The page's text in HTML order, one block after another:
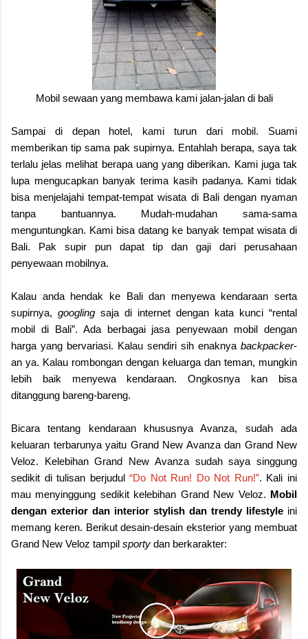
Mobil sewaan yang membawa kami jalan-jalan di bali
Sampai di depan hotel, kami turun dari mobil. Suami
memberikan tip sama pak supirnya. Entahlah berapa, saya tak
terlalu jelas melihat berapa uang yang diberikan. Kami juga tak
lupa mengucapkan banyak terima kasih padanya. Kami tidak
bisa menjelajahi tempat-tempat wisata di Bali dengan nyaman
tanpa bantuannya. Mudah-mudahan sama-sama
menguntungkan. Kami bisa datang ke banyak tempat wisata di
Bali. Pak supir pun dapat tip dan gaji dari perusahaan
penyewaan mobilnya.
Kalau anda hendak ke Bali dan menyewa kendaraan serta
supirnya, googling saja di internet dengan kata kunci “rental
mobil di Bali”. Ada berbagai jasa penyewaan mobil dengan
harga yang bervariasi. Kalau sendiri sih enaknya backpacker-
an ya. Kalau rombongan dengan keluarga dan teman, mungkin
lebih baik menyewa kendaraan. Ongkosnya kan bisa
ditanggung bareng-bareng.
Bicara tentang kendaraan khususnya Avanza, sudah ada
keluaran terbarunya yaitu Grand New Avanza dan Grand New
Veloz. Kelebihan Grand New Avanza sudah saya singgung
sedikit di tulisan berjudul“Do Not Run! Do Not Run!”. Kali ini
mau menyinggung sedikit kelebihan Grand New Veloz. Mobil
dengan exterior dan interior stylish dan trendy lifestyle ini
memang keren. Berikut desain-desain eksterior yang membuat
Grand New Veloz tampil sporty dan berkarakter: